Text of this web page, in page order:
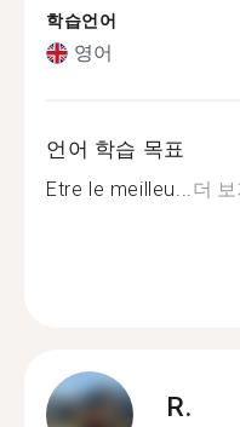
학습언어
영어
언어 학습 목표
Etre le meilleu...더 보
R.